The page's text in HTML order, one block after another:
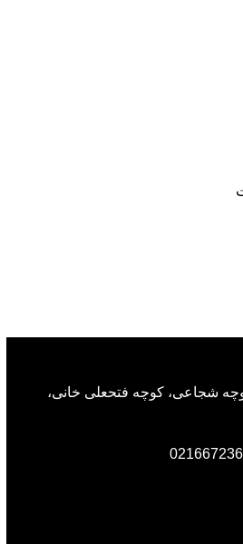
شجاعی، کوچه فتحعلی خانی،